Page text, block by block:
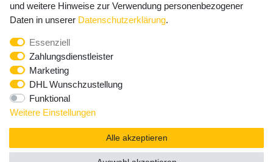
Hiermit bestätige ich, dass ich dieDaten­schutz­erklärung
widerrufen.**
Abonnieren
** Hierbei handelt es sich um ein Pflichtfeld.
und weitere Hinweise zur Verwendung personenbezogener
Daten in unserer Daten­schutz­erklärung.
Essenziell
Zahlungsdienstleister
Marketing
DHL Wunschzustellung
Funktional
Weitere Einstellungen
Alle akzeptieren